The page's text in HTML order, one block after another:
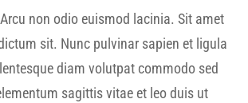
Arcu non odio euismod lacinia. Sit amet
sit. Nunc pulvinar sapien et ligula
diam volutpat commodo sed
sagittis vitae et leo duis ut